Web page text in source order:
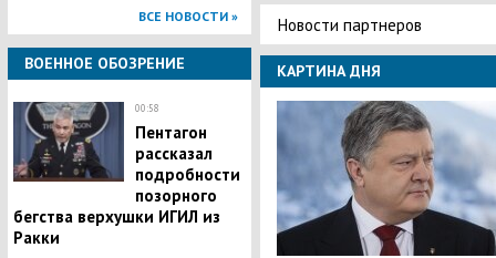
ВСЕ НОВОСТИ »
ВОЕННОЕ ОБОЗРЕНИЕ
00:58
Пентагон
рассказал
подробности
позорного
бегства верхушки ИГИЛ из
Ракки
Новости партнеров
КАРТИНА ДНЯ